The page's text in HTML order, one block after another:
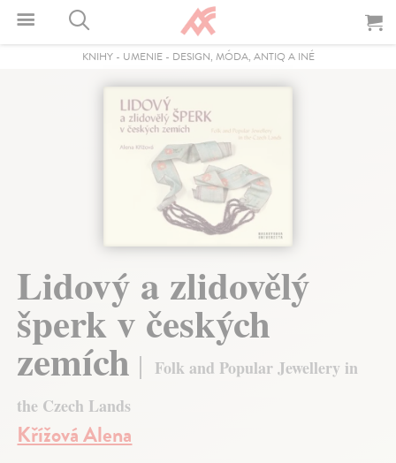
KNIHY- UMENIE- DESIGN, MÓDA, ANTIQ A INÉ
Lidový a zlidovělý
šperk v českých
zemích
Folk and Popular Jewellery in
the Czech Lands
Křížová Alena